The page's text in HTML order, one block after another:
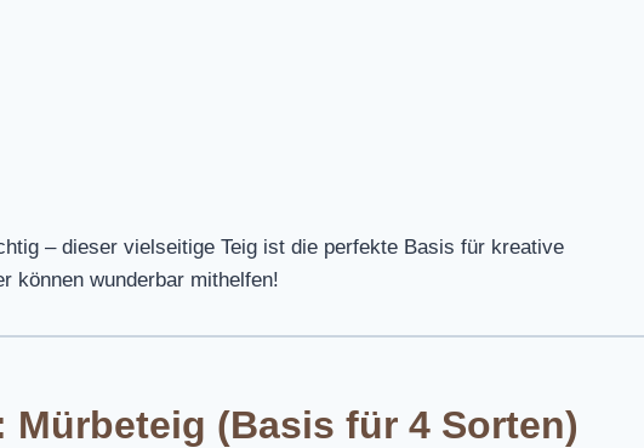
– dieser vielseitige Teig ist die perfekte Basis für kreative
können wunderbar mithelfen!
Mürbeteig (Basis für 4 Sorten)